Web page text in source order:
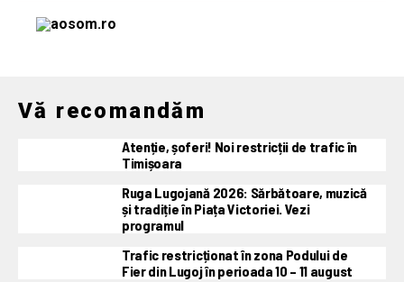
Vă recomandăm
Atenție, șoferi! Noi restricții de trafic în
Timișoara
Ruga Lugojană 2026: Sărbătoare, muzică
și tradiție în Piața Victoriei. Vezi
programul
Trafic restricționat în zona Podului de
Fier din Lugoj în perioada 10 – 11 august